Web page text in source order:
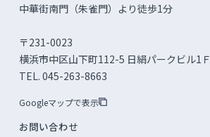
中華街南門（朱雀門）より徒歩1分
〒231-0023
横浜市中区山下町112-5 日絹パークビル1Ｆ
TEL. 045-263-8663
Googleマップで表示
お問い合わせ